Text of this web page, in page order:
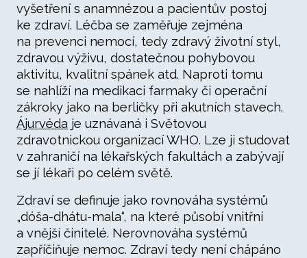
vyšetření s anamnézou a pacientův postoj
ke zdraví. Léčba se zaměřuje zejména
na prevenci nemocí, tedy zdravý životní styl,
zdravou výživu, dostatečnou pohybovou
aktivitu, kvalitní spánek atd. Naproti tomu
se nahlíží na medikaci farmaky či operační
zákroky jako na berličky při akutních stavech.
Ájurvéda je uznávaná i Světovou
zdravotnickou organizací WHO. Lze ji studovat
v zahraničí na lékařských fakultách a zabývají
se jí lékaři po celém světě.
Zdraví se definuje jako rovnováha systémů
„dóša-dhátu-mala“, na které působí vnitřní
a vnější činitelé. Nerovnováha systémů
zapříčiňuje nemoc. Zdraví tedy není chápáno